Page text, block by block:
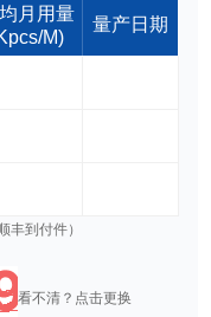
月用量
M)
量产日期
丰到付件）
看不清？点击更换